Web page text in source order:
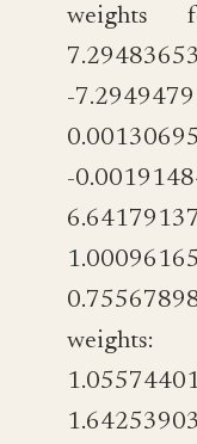
weights
-
-
weights: